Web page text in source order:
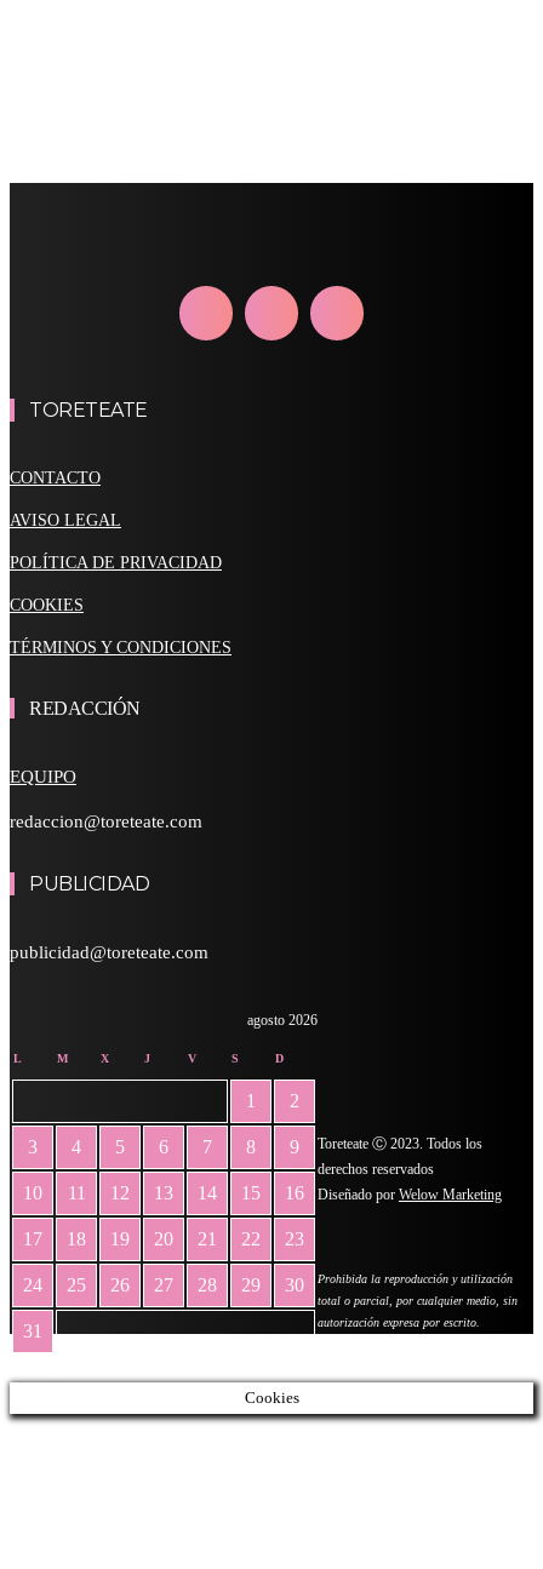
TORETEATE
CONTACTO
AVISO LEGAL
POLÍTICA DE PRIVACIDAD
COOKIES
TÉRMINOS Y CONDICIONES
REDACCIÓN
EQUIPO
redaccion@toreteate.com
PUBLICIDAD
publicidad@toreteate.com
agosto 2026
L M X J V S D
1 2
3 4 5 6 7 8 9
10 11 12 13 14 15 16
17 18 19 20 21 22 23
24 25 26 27 28 29 30
31
Toreteate Ⓒ 2023. Todos los
derechos reservados
Diseñado por Welow Marketing
Prohibida la reproducción y utilización
total o parcial, por cualquier medio, sin
autorización expresa por escrito.
Cookies